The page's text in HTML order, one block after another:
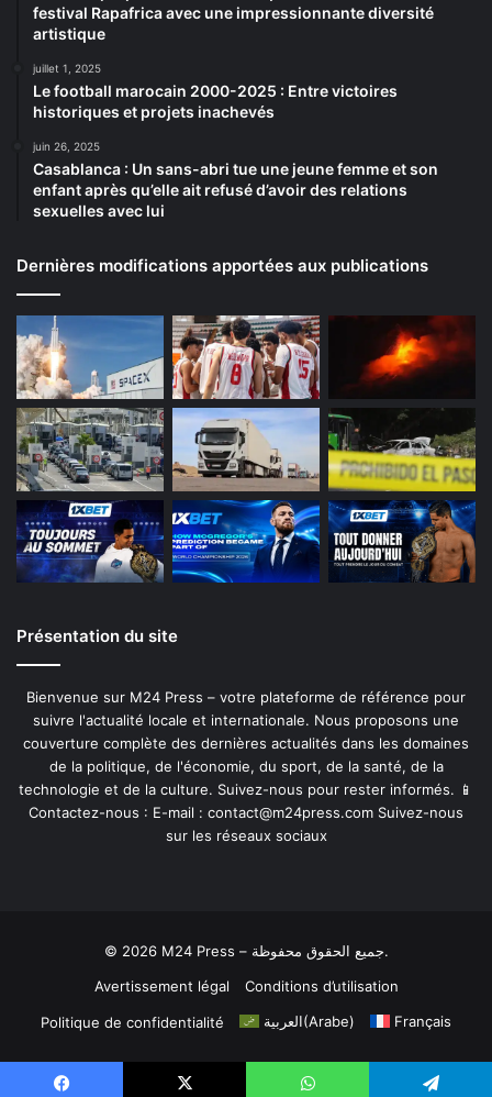
festival Rapafrica avec une impressionnante diversité
artistique
juillet 1, 2025
Le football marocain 2000-2025 : Entre victoires
historiques et projets inachevés
juin 26, 2025
Casablanca : Un sans-abri tue une jeune femme et son
enfant après qu’elle ait refusé d’avoir des relations
sexuelles avec lui
Dernières modifications apportées aux publications
Présentation du site
Bienvenue sur M24 Press – votre plateforme de référence pour
suivre l'actualité locale et internationale. Nous proposons une
couverture complète des dernières actualités dans les domaines
de la politique, de l'économie, du sport, de la santé, de la
technologie et de la culture. Suivez-nous pour rester informés. 📱
Contactez-nous : E-mail : contact@m24press.com Suivez-nous
sur les réseaux sociaux
© 2026 M24 Press – جميع الحقوق محفوظة.
Avertissement légal
Conditions d’utilisation
Politique de confidentialité العربية(Arabe) Français